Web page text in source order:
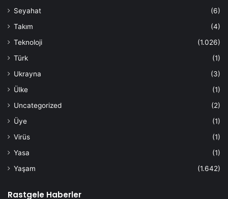
Seyahat
(6)
Takım
(4)
Teknoloji
(1.026)
Türk
(1)
Ukrayna
(3)
Ülke
(1)
Uncategorized
(2)
Üye
(1)
Virüs
(1)
Yasa
(1)
Yaşam
(1.642)
Rastgele Haberler